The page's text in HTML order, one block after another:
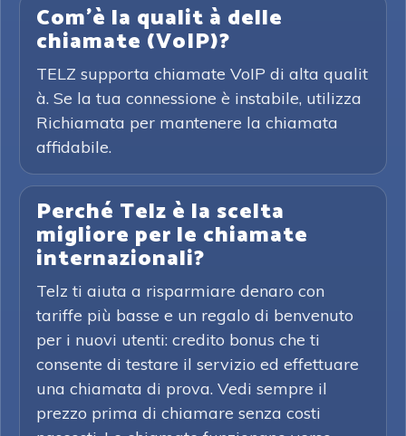
Com'è la qualit à delle
chiamate (VoIP)?
TELZ supporta chiamate VoIP di alta qualit
à. Se la tua connessione è instabile, utilizza
Richiamata per mantenere la chiamata
affidabile.
Perché Telz è la scelta
migliore per le chiamate
internazionali?
Telz ti aiuta a risparmiare denaro con
tariffe più basse e un regalo di benvenuto
per i nuovi utenti: credito bonus che ti
consente di testare il servizio ed effettuare
una chiamata di prova. Vedi sempre il
prezzo prima di chiamare senza costi